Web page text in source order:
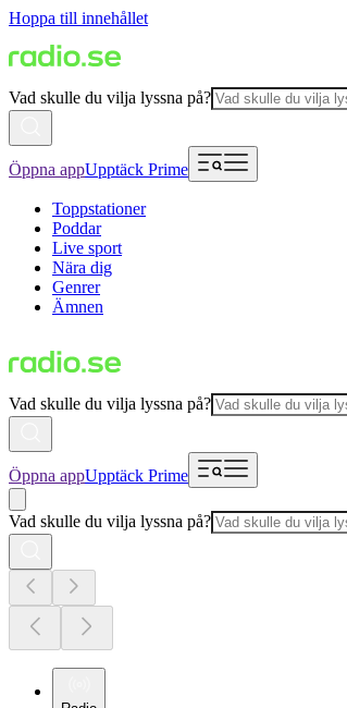
Hoppa till innehållet
Vad skulle du vilja lyssna på?
Öppna appUpptäck Prime
Toppstationer
Poddar
Live sport
Nära dig
Genrer
Ämnen
Vad skulle du vilja lyssna på?
Öppna appUpptäck Prime
Vad skulle du vilja lyssna på?